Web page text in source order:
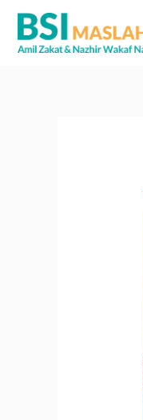
Lewati
konten